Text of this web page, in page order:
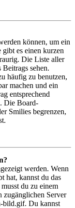
können, um ein
es einen kurzen
Die Liste aller
Beitrags sehen.
häufig zu benutzen,
machen und ein
entsprechend
Die Board-
Smilies begrenzen,
werden. Wenn
hat, kannst du das
du zu einem
Server
bild.gif. Du kannst